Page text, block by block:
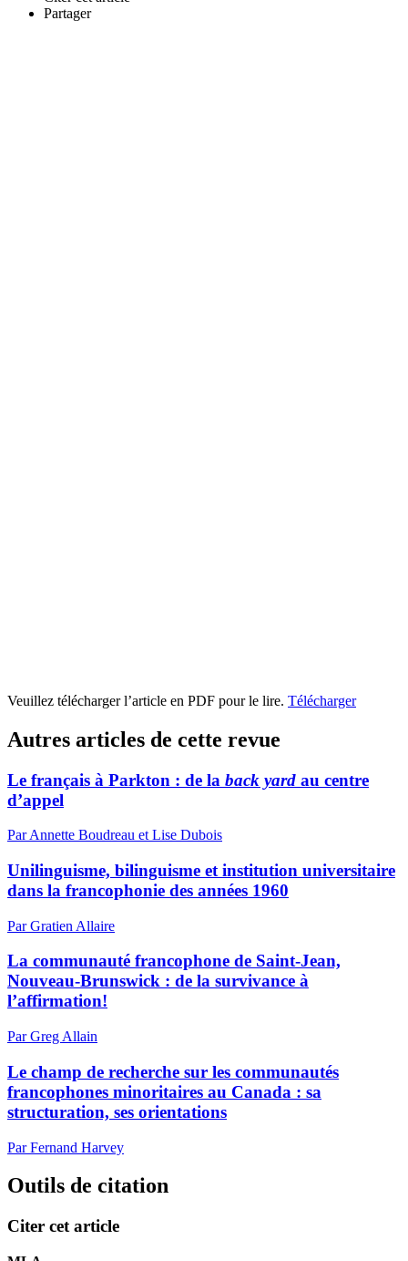
Partager
Veuillez télécharger l’article en PDF pour le lire. Télécharger
Autres articles de cette revue
Le français à Parkton : de la back yard au centre
d’appel
Par Annette Boudreau et Lise Dubois
Unilinguisme, bilinguisme et institution universitaire
dans la francophonie des années 1960
Par Gratien Allaire
La communauté francophone de Saint-Jean,
Nouveau-Brunswick : de la survivance à
l’affirmation!
Par Greg Allain
Le champ de recherche sur les communautés
francophones minoritaires au Canada : sa
structuration, ses orientations
Par Fernand Harvey
Outils de citation
Citer cet article